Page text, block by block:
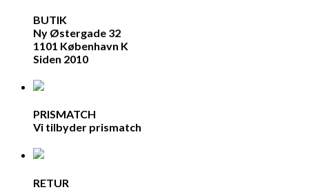
BUTIK
Ny Østergade 32
1101 København K
Siden 2010
PRISMATCH
Vi tilbyder prismatch
RETUR